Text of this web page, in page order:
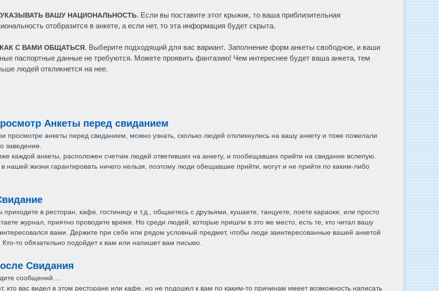
УКАЗЫВАТЬ ВАШУ НАЦИОНАЛЬНОСТЬ. Если вы поставите этот крыжик, то ваша приблизительная
отобразится в анкете, а если нет, то эта информация будет скрыта.
КАК С ВАМИ ОБЩАТЬСЯ. Выберите подходящий для вас вариант. Заполнение форм анкеты свободное, и ваши
паспортные данные не требуются. Можете проявить фантазию! Чем интереснее будет ваша анкета, тем
людей откликнется на нее.
Анкеты перед свиданием
просмотре анкеты перед свиданием, можно узнать, сколько людей откликнулись на вашу анкету и тоже пожелали
заведение.
каждой анкеты, расположен счетчик людей ответивших на анкету, и пообещавших прийти на свидание вслепую.
в нашей жизни гарантировать ничего нельзя, поэтому люди обещавшие прийти, могут и не прийти по каким-либо
приходите в ресторан, кафе, гостиницу и т.д., общаетесь с друзьями, кушаете, танцуете, поете караоке, или просто
журнал, приятно проводите время. Но среди людей, которые пришли в это же место, есть те, кто читал вашу
вами. Держите при себе или рядом условный предмет, чтобы люди заинтересованные вашей анкетой
Кто-то обязательно подойдет к вам или напишет вам письмо.
Свидания
сообщений….
кто вас видел в этом ресторане или кафе, но не подошел к вам по каким-то причинам имеет возможность написать